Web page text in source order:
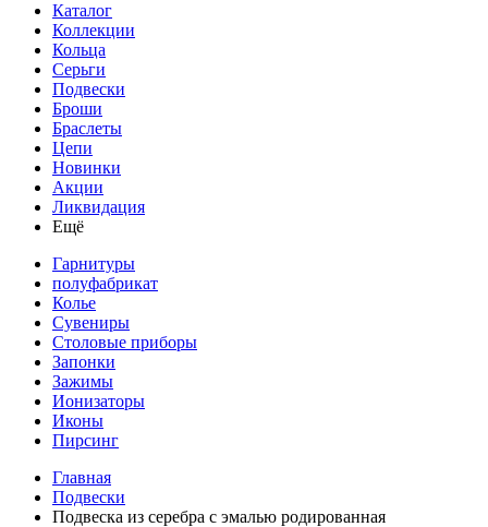
Каталог
Коллекции
Кольца
Серьги
Подвески
Броши
Браслеты
Цепи
Новинки
Акции
Ликвидация
Ещё
Гарнитуры
полуфабрикат
Колье
Сувениры
Столовые приборы
Запонки
Зажимы
Ионизаторы
Иконы
Пирсинг
Главная
Подвески
Подвеска из серебра с эмалью родированная